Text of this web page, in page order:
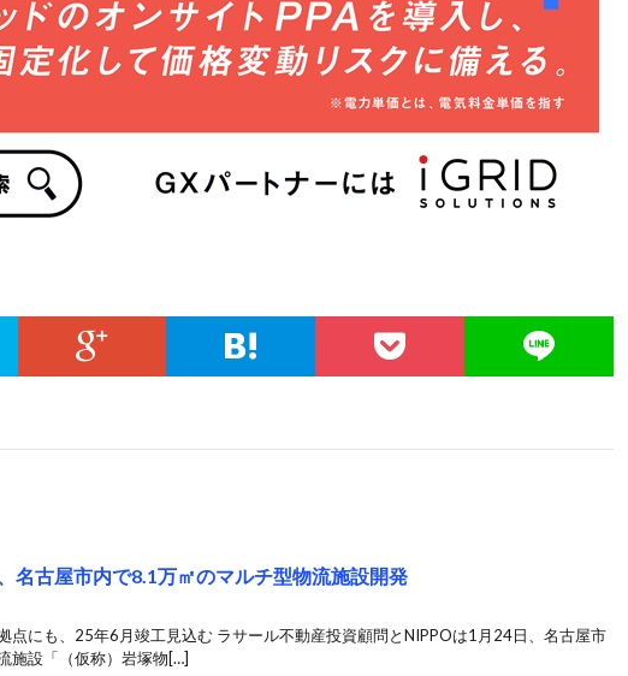
名古屋市内で8.1万㎡のマルチ型物流施設開発
点にも、25年6月竣工見込む ラサール不動産投資顧問とNIPPOは1月24日、名古屋市
施設「（仮称）岩塚物[…]